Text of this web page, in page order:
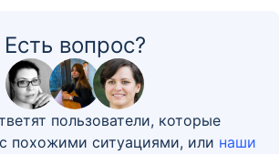
Есть вопрос?
пользователи, которые
похожими ситуациями, или наши